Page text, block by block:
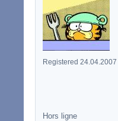
Registered 24.04.2007
Hors ligne